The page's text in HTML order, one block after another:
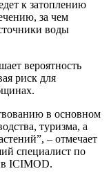
к затоплению
за чем
воды
вероятность
риск для
в основном
туризма, а
– отмечает
специалист по
в ICIMOD.